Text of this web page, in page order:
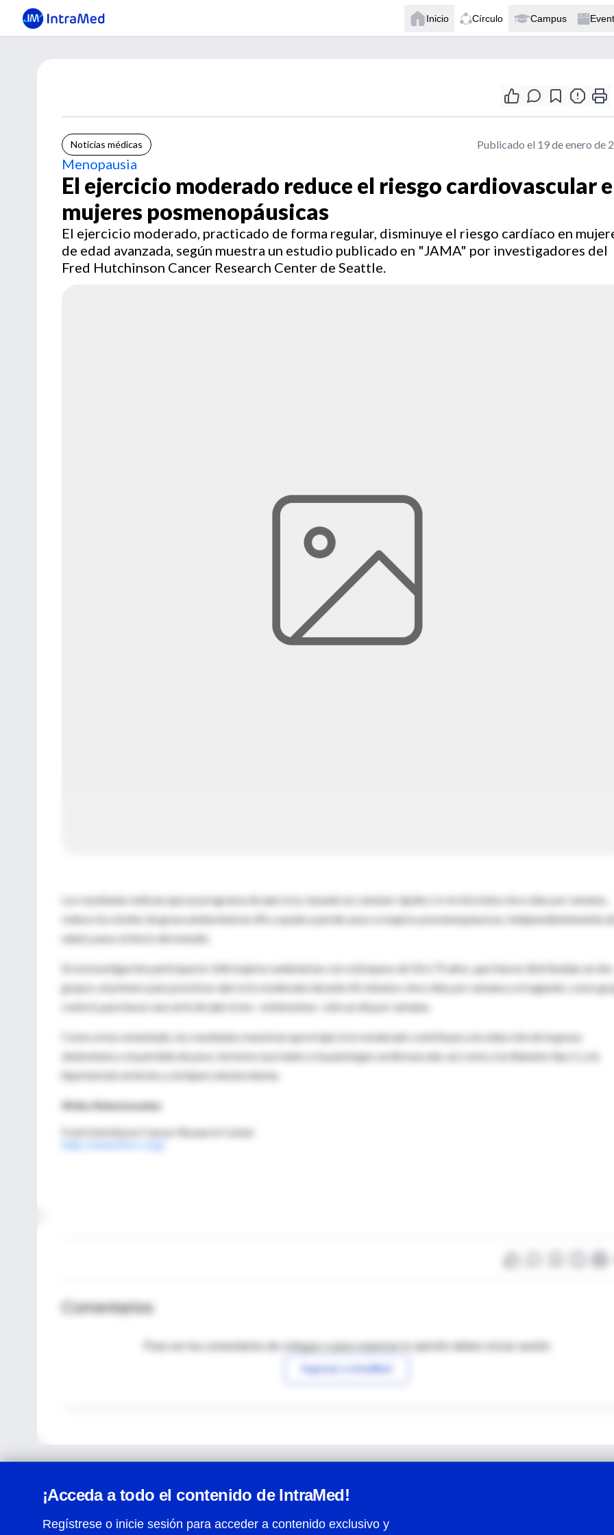
Inicio Círculo Campus
Noticias médicas Publicado el 19 de enero de
Menopausia
El ejercicio moderado reduce el riesgo cardiovascular
mujeres posmenopáusicas
El ejercicio moderado, practicado de forma regular, disminuye el riesgo cardíaco en
de edad avanzada, según muestra un estudio publicado en "JAMA" por investigadores del
Fred Hutchinson Cancer Research Center de Seattle.
Los resultados indican que un programa de ejercicio, basado en caminar rápido o ir en bicicleta cinco días por semena,
reduce los niveles de grasa abdominal un 6% y ayuda a perder peso a mujeres posmenopáusicas, independientemente
edad y peso al inicio del estudio.
En la investigación participaron 168 mujeres sedentarias con sobrepeso de 50 a 75 años, que fueron distribuidas en dos
grupos, el primero para practicar ejercicio moderado durante 45 minutos cinco días por semana y el segundo, como
control, para hacer una serie de ejercicios –extensiones- sólo un día por semana.
Como se ha comentado, los resultados muestran que el ejercicio moderado contribuye a la reducción de la grasa
abdominal y a la pérdida de peso, factores asociados a la patología cardiovascular, así como a la diabetes tipo 2, a la
hipertensión arterial y a la hipercolesterolemia.
Webs Relacionadas
Fred Hutchinson Cancer Research Center
Comentarios
Para ver los comentarios de colegas o para expresar tu opinión debes iniciar sesión
Ingresar a IntraMed
¡Acceda a todo el contenido de IntraMed!
Regístrese o inicie sesión para acceder a contenido exclusivo y